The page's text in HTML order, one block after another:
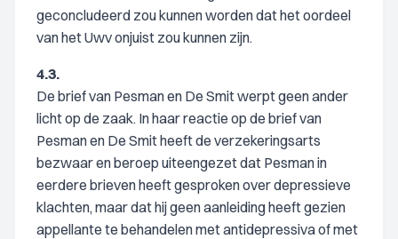
geconcludeerd zou kunnen worden dat het oordeel
van het Uwv onjuist zou kunnen zijn.
4.3.
De brief van Pesman en De Smit werpt geen ander
licht op de zaak. In haar reactie op de brief van
Pesman en De Smit heeft de verzekeringsarts
bezwaar en beroep uiteengezet dat Pesman in
eerdere brieven heeft gesproken over depressieve
klachten, maar dat hij geen aanleiding heeft gezien
appellante te behandelen met antidepressiva of met